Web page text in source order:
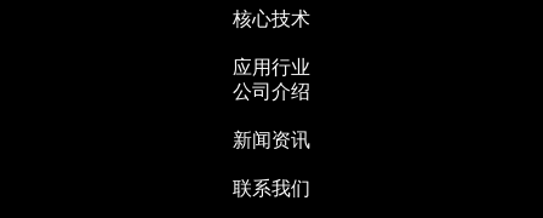
核心技术
应用行业
公司介绍
新闻资讯
联系我们